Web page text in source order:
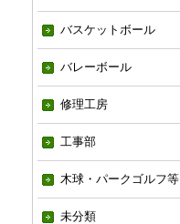
バスケットボール
バレーボール
修理工房
工事部
木球・パークゴルフ等
未分類